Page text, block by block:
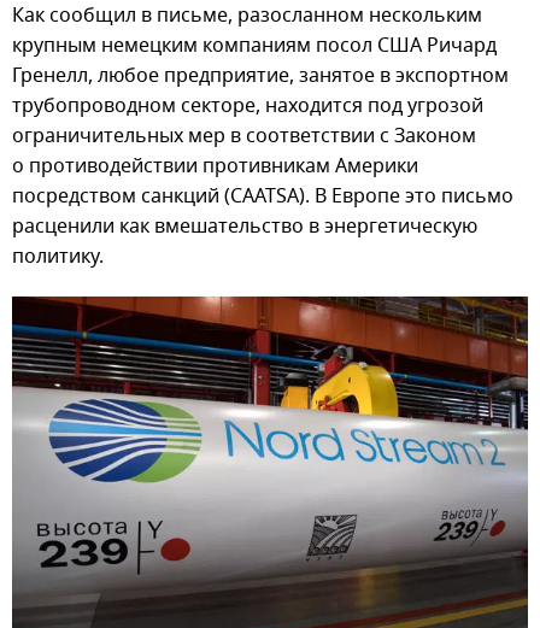
Как сообщил в письме, разосланном нескольким
крупным немецким компаниям посол США Ричард
Гренелл, любое предприятие, занятое в экспортном
трубопроводном секторе, находится под угрозой
ограничительных мер в соответствии с Законом
о противодействии противникам Америки
посредством санкций (CAATSA). В Европе это письмо
расценили как вмешательство в энергетическую
политику.